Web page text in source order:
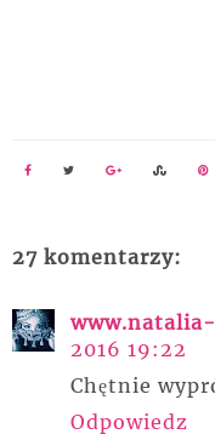
27 komentarzy:
2016 19:22
Chętnie
Odpowiedz